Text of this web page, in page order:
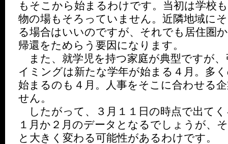
もそこから始まるわけです。当初は学校
物の場もそろっていません。近隣地域に
る場合はいいのですが、それでも居住圏
帰還をためらう要因になります。
また、就学児を持つ家庭が典型ですが
イミングは新たな学年が始まる４月。多
始まるのも４月。人事をそこに合わせる
せん。
したがって、３月１１日の時点で出て
１月か２月のデータとなるでしょうが、
と大きく変わる可能性があるわけです。